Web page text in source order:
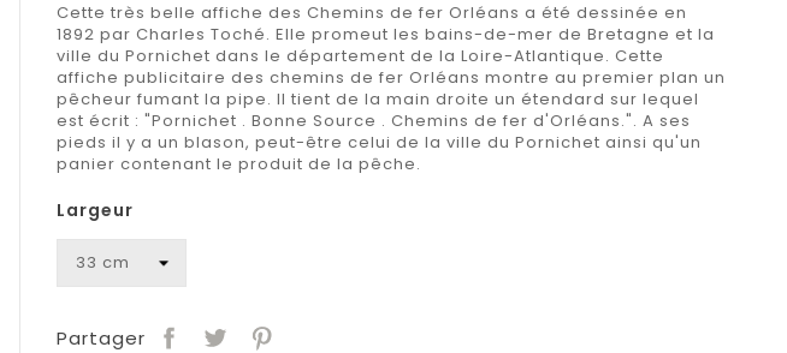
Cette très belle affiche des Chemins de fer Orléans a été dessinée en
1892 par Charles Toché. Elle promeut les bains-de-mer de Bretagne et la
ville duPornichet dans le département de la Loire-Atlantique. Cette
affiche publicitaire des chemins de fer Orléans montre au premier plan un
pêcheur fumant la pipe. Il tient de la main droite un étendard sur lequel
est écrit : "Pornichet . Bonne Source . Chemins de fer d'Orléans.". A ses
pieds il y a un blason, peut-être celui de la ville du Pornichet ainsi qu'un
panier contenant le produit de la pêche.
Largeur
Partager